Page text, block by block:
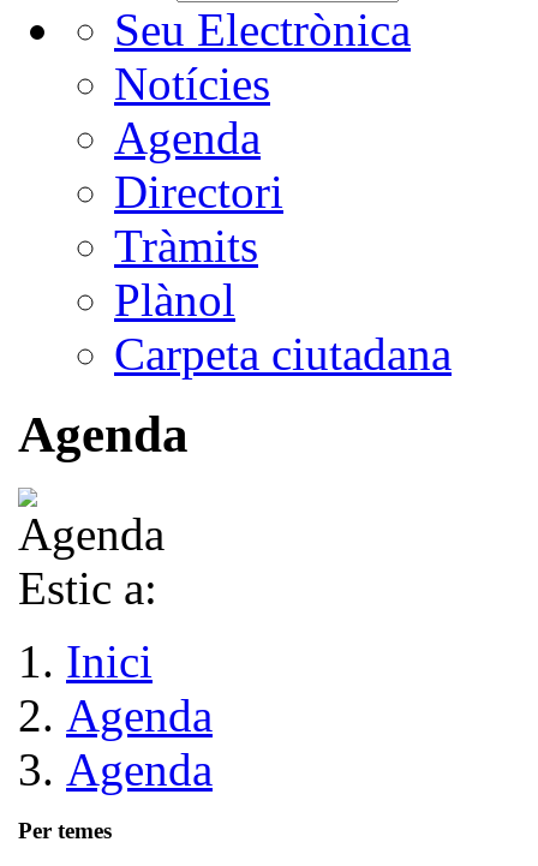
Seu Electrònica
Notícies
Agenda
Directori
Tràmits
Plànol
Carpeta ciutadana
Agenda
Estic a:
Inici
Agenda
Agenda
Per temes